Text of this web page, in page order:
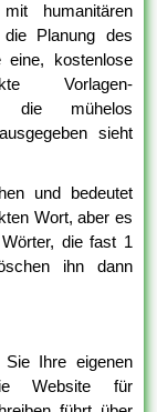
humanitären
die Planung des
eine, kostenlose
Vorlagen-
die mühelos
sieht
und bedeutet
Wort, aber es
die fast 1
ihn dann
Ihre eigenen
Website für